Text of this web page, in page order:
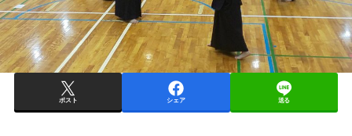
ポスト シェア 送る